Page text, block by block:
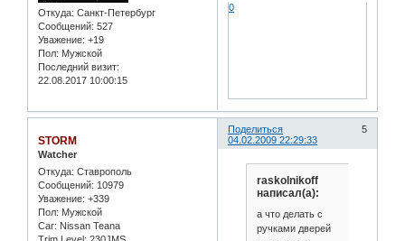
Откуда: Санкт-Петербург
Сообщений: 527
Уважение: +19
Пол: Мужской
Последний визит:
22.08.2017 10:00:15
0
Поделиться
5
04.02.2009 22:29:33
STORM
Watcher
Откуда: Ставрополь
Сообщений: 10979
Уважение: +339
Пол: Мужской
Car: Nissan Teana
raskolnikoff
написал(а):
а что делать с
ручками дверей